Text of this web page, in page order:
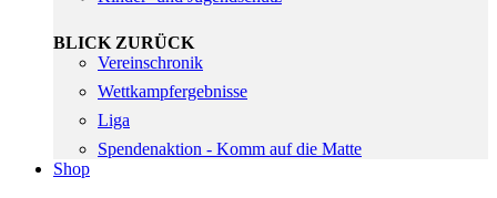
BLICK ZURÜCK
Vereinschronik
Wettkampfergebnisse
Liga
Spendenaktion - Komm auf die Matte
Shop